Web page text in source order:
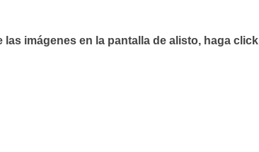
imágenes en la pantalla de alisto, haga click